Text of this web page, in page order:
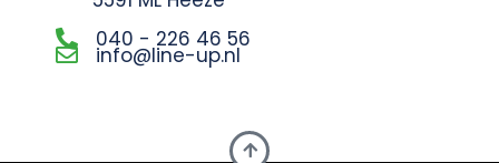
040 - 226 46 56
info@line-up.nl